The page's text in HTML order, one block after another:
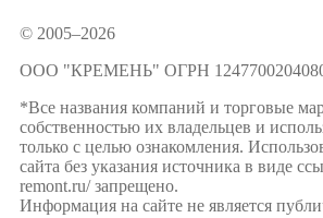
© 2005–2026
ООО "КРЕМЕНЬ" ОГРН
*Все названия компаний и торговые
собственностью их владельцев и
только с целью ознакомления.
сайта без указания источника в виде
remont.ru/ запрещено.
Информация на сайте не является